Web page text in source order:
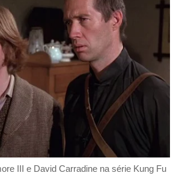
III e David Carradine na série Kung Fu